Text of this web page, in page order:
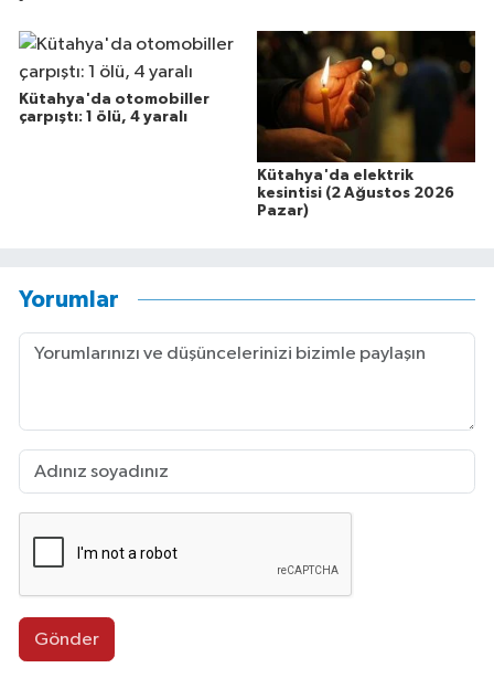
Kütahya'da otomobiller
çarpıştı: 1 ölü, 4 yaralı
Kütahya'da elektrik
kesintisi (2 Ağustos 2026
Pazar)
Yorumlar
Gönder